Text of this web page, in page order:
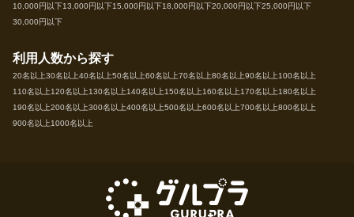
10,000円以下13,000円以下15,000円以下18,000円以下20,000円以下25,000円以下
30,000円以下
利用人数から探す
20名以上30名以上40名以上50名以上60名以上70名以上80名以上90名以上100名以上
110名以上120名以上130名以上140名以上150名以上160名以上170名以上180名以上
190名以上200名以上300名以上400名以上500名以上600名以上700名以上800名以上
900名以上1000名以上